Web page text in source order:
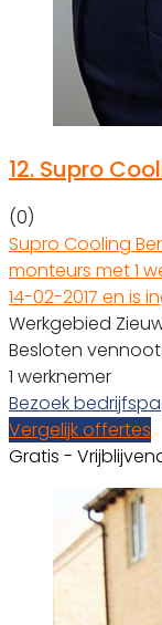
12. Supro
(0)
Supro Cooling
monteurs met 1
14-02-2017 en is
Werkgebied
Besloten
1 werknemer
Bezoek
Vergelijk offertes
Gratis -